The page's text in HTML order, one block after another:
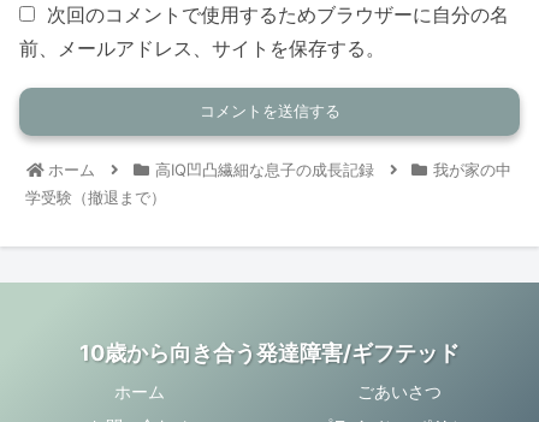
次回のコメントで使用するためブラウザーに自分の名
前、メールアドレス、サイトを保存する。
ホーム 高IQ凹凸繊細な息子の成長記録
我が家の中
学受験（撤退まで）
10歳から向き合う発達障害/ギフテッド
ホーム
ごあいさつ